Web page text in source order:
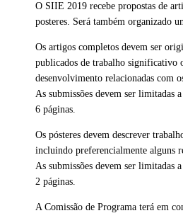
O SIIE 2019 recebe propostas de
posteres. Será também organizado
Os artigos completos devem ser
publicados de trabalho significativo
desenvolvimento relacionadas com
As submissões devem ser limitadas
6 páginas.
Os pósteres devem descrever
incluindo preferencialmente alguns
As submissões devem ser limitadas
2 páginas.
A Comissão de Programa terá em